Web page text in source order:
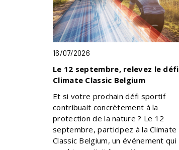
16/07/2026
Le 12 septembre, relevez le défi
Climate Classic Belgium
Et si votre prochain défi sportif
contribuait concrètement à la
protection de la nature ? Le 12
septembre, participez à la Climate
Classic Belgium, un événement qui